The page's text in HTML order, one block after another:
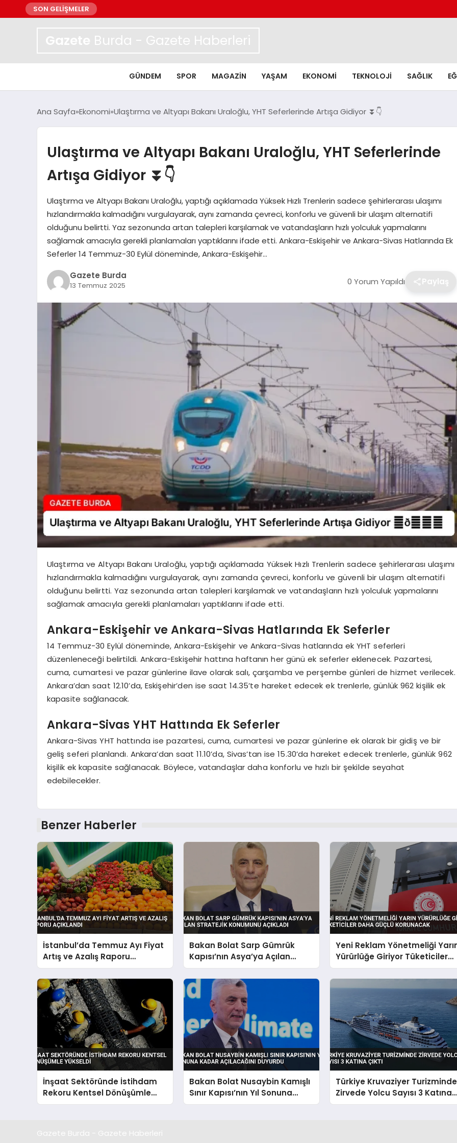
SON GELİŞMELER
Gazete Burda - Gazete Haberleri
GÜNDEM SPOR MAGAZIN YAŞAM EKONOMI TEKNOLOJI SAĞLIK
Ana Sayfa Ekonomi Ulaştırma ve Altyapı Bakanı Uraloğlu, YHT Seferlerinde Artışa Gidiyor ⏬👇
Ulaştırma ve Altyapı Bakanı Uraloğlu, YHT Seferlerinde
Artışa Gidiyor ⏬👇
Ulaştırma ve Altyapı Bakanı Uraloğlu, yaptığı açıklamada Yüksek Hızlı Trenlerin sadece şehirlerarası ulaşımı
hızlandırmakla kalmadığını vurgulayarak, aynı zamanda çevreci, konforlu ve güvenli bir ulaşım alternatifi
olduğunu belirtti. Yaz sezonunda artan talepleri karşılamak ve vatandaşların hızlı yolculuk yapmalarını
sağlamak amacıyla gerekli planlamaları yaptıklarını ifade etti. Ankara-Eskişehir ve Ankara-Sivas Hatlarında Ek
Seferler 14 Temmuz-30 Eylül döneminde, Ankara-Eskişehir…
Gazete Burda
13 Temmuz 2025 0 Yorum Yapıldı Paylaş
Ulaştırma ve Altyapı Bakanı Uraloğlu, yaptığı açıklamada Yüksek Hızlı Trenlerin sadece şehirlerarası ulaşımı
hızlandırmakla kalmadığını vurgulayarak, aynı zamanda çevreci, konforlu ve güvenli bir ulaşım alternatifi
olduğunu belirtti. Yaz sezonunda artan talepleri karşılamak ve vatandaşların hızlı yolculuk yapmalarını
sağlamak amacıyla gerekli planlamaları yaptıklarını ifade etti.
Ankara-Eskişehir ve Ankara-Sivas Hatlarında Ek Seferler
14 Temmuz-30 Eylül döneminde, Ankara-Eskişehir ve Ankara-Sivas hatlarında ek YHT seferleri
düzenleneceği belirtildi. Ankara-Eskişehir hattına haftanın her günü ek seferler eklenecek. Pazartesi,
cuma, cumartesi ve pazar günlerine ilave olarak salı, çarşamba ve perşembe günleri de hizmet verilecek.
Ankara’dan saat 12.10’da, Eskişehir’den ise saat 14.35’te hareket edecek ek trenlerle, günlük 962 kişilik ek
kapasite sağlanacak.
Ankara-Sivas YHT Hattında Ek Seferler
Ankara-Sivas YHT hattında ise pazartesi, cuma, cumartesi ve pazar günlerine ek olarak bir gidiş ve bir
geliş seferi planlandı. Ankara’dan saat 11.10’da, Sivas’tan ise 15.30’da hareket edecek trenlerle, günlük 962
kişilik ek kapasite sağlanacak. Böylece, vatandaşlar daha konforlu ve hızlı bir şekilde seyahat
edebilecekler.
Benzer Haberler
İstanbul’da Temmuz Ayı Fiyat
Artış ve Azalış Raporu
Açıklandı
Bakan Bolat Sarp Gümrük
Kapısı’nın Asya’ya Açılan
Stratejik Konumunu Açıkladı
Yeni Reklam Yönetmeliği
Yürürlüğe Giriyor Tüketiciler
Daha Güçlü Korunacak
İnşaat Sektöründe İstihdam
Rekoru Kentsel Dönüşümle
Yükseldi
Bakan Bolat Nusaybin Kamışlı
Sınır Kapısı’nın Yıl Sonuna
Kadar Açılacağını Duyurdu
Türkiye Kruvaziyer Turizminde
Zirvede Yolcu Sayısı 3 Katına
Çıktı
Gazete Burda - Gazete Haberleri